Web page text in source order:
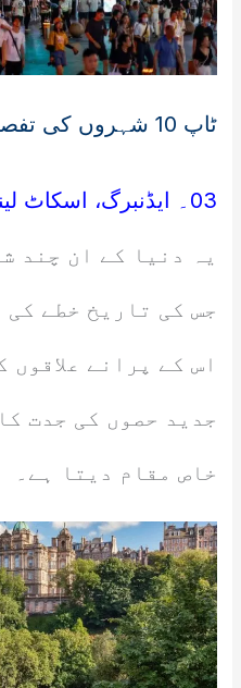
ٹاپ 10 شہروں کی تفصیل:
03۔ ایڈنبرگ، اسکاٹ لینڈ:
یہ دنیا کے ان چند
جس کی تاریخ خطے کی
اس کے پرانے علاقوں
جدید حصوں کی جدت
خاص مقام دیتا ہے۔